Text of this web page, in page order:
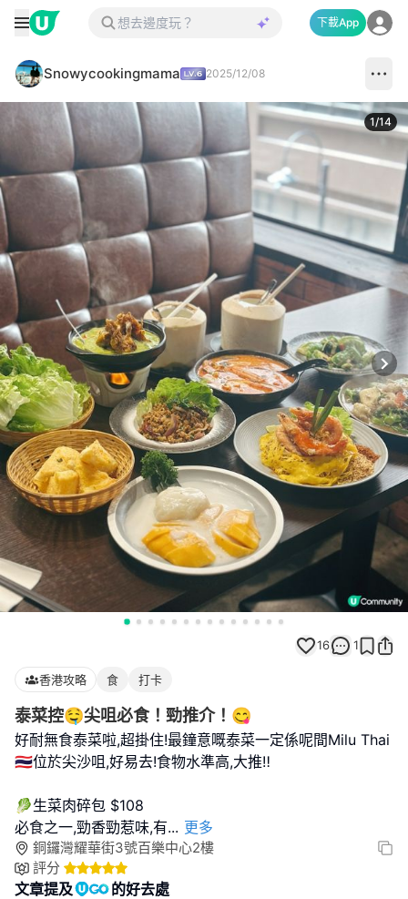
下載App
Snowycookingmama 2025/12/08
1/14
16 1
香港攻略 食 打卡
泰菜控🤤尖咀必食！勁推介！😋
好耐無食泰菜啦,超掛住!最鐘意嘅泰菜一定係呢間Milu Thai
🇹🇭位於尖沙咀,好易去!食物水準高,大推‼️
🥬生菜肉碎包 $108
必食之一,勁香勁惹味,有... 更多
銅鑼灣耀華街3號百樂中心2樓
評分
文章提及 的好去處